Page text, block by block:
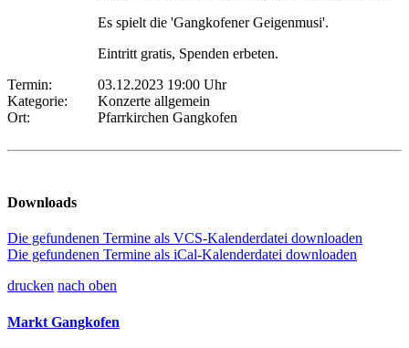
Es spielt die 'Gangkofener Geigenmusi'.
Eintritt gratis, Spenden erbeten.
Termin:
03.12.2023 19:00 Uhr
Kategorie:
Konzerte allgemein
Ort:
Pfarrkirchen Gangkofen
Downloads
Die gefundenen Termine als VCS-Kalenderdatei downloaden
Die gefundenen Termine als iCal-Kalenderdatei downloaden
drucken nach oben
Markt Gangkofen